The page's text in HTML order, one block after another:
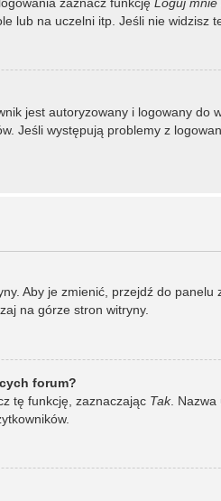
zaznacz funkcję Loguj mnie
na uczelni itp. Jeśli nie widzisz
jest autoryzowany i logowany do
Jeśli występują problemy z
Aby je zmienić, przejdź do
na górze stron witryny.
forum?
tę funkcję, zaznaczając Tak. Nazwa